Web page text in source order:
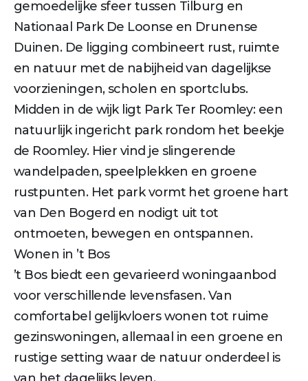
gemoedelijke sfeer tussen Tilburg en
Nationaal Park De Loonse en Drunense
Duinen. De ligging combineert rust, ruimte
en natuur met de nabijheid van dagelijkse
voorzieningen, scholen en sportclubs.
Midden in de wijk ligt Park Ter Roomley: een
natuurlijk ingericht park rondom het beekje
de Roomley. Hier vind je slingerende
wandelpaden, speelplekken en groene
rustpunten. Het park vormt het groene hart
van Den Bogerd en nodigt uit tot
ontmoeten, bewegen en ontspannen.
Wonen in ’t Bos
’t Bos biedt een gevarieerd woningaanbod
voor verschillende levensfasen. Van
comfortabel gelijkvloers wonen tot ruime
gezinswoningen, allemaal in een groene en
rustige setting waar de natuur onderdeel is